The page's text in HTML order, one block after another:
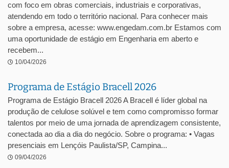
com foco em obras comerciais, industriais e corporativas,
atendendo em todo o território nacional. Para conhecer mais
sobre a empresa, acesse: www.engedam.com.br Estamos com
uma oportunidade de estágio em Engenharia em aberto e
recebem...
10/04/2026
Programa de Estágio Bracell 2026
Programa de Estágio Bracell 2026 A Bracell é líder global na
produção de celulose solúvel e tem como compromisso formar
talentos por meio de uma jornada de aprendizagem consistente,
conectada ao dia a dia do negócio. Sobre o programa: • Vagas
presenciais em Lençóis Paulista/SP, Campina...
09/04/2026